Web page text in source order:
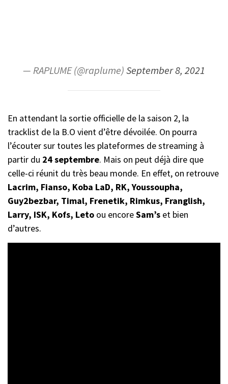
— RAPLUME (@raplume)September 8, 2021
En attendant la sortie officielle de la saison 2, la
tracklist de la B.O vient d’être dévoilée. On pourra
l’écouter sur toutes les plateformes de streaming à
partir du 24 septembre. Mais on peut déjà dire que
celle-ci réunit du très beau monde. En effet, on retrouve
Lacrim, Fianso, Koba LaD, RK, Youssoupha,
Guy2bezbar, Timal, Frenetik, Rimkus, Franglish,
Larry, ISK, Kofs, Leto ou encoreSam’s et bien
d’autres.